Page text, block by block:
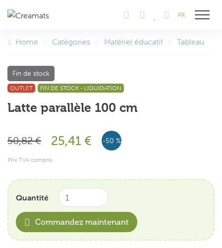
FR
Home Catégories Matériel éducatif Tableau
Fin de stock
OUTLET FIN DE STOCK - LIQUIDATION
Latte parallèle 100 cm
50,82 € 25,41 € -50 %
Prix TVA compris
Quantité
Commandez maintenant